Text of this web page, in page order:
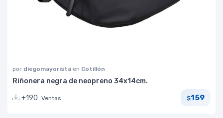
por diegomayorista en Cotillón
Riñonera negra de neopreno 34x14cm.
+190 Ventas $159